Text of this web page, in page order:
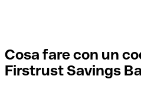
Cosa fare con un
Firstrust Savings